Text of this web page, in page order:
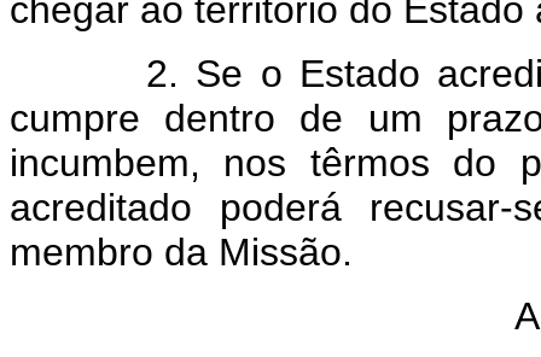
chegar ao território do Estado
2. Se o Estado
cumpre dentro de um
incumbem, nos têrmos do
acreditado poderá
membro da Missão.